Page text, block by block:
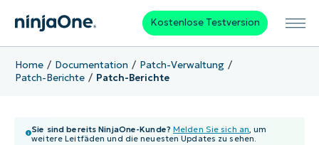
Kostenlose Testversion
Home Documentation
Patch-Verwaltung
Patch-Berichte
Patch-Berichte
Sie sind bereits NinjaOne-Kunde? Melden Sie sich an, um
weitere Leitfäden und die neuesten Updates zu sehen.